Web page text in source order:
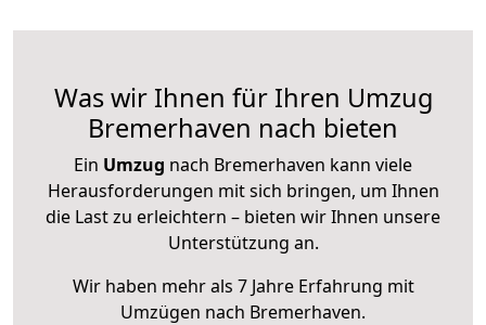
Was wir Ihnen für Ihren Umzug
Bremerhaven nach bieten
Ein Umzug nach Bremerhaven kann viele
Herausforderungen mit sich bringen, um Ihnen
die Last zu erleichtern – bieten wir Ihnen unsere
Unterstützung an.
Wir haben mehr als 7 Jahre Erfahrung mit
Umzügen nach Bremerhaven.